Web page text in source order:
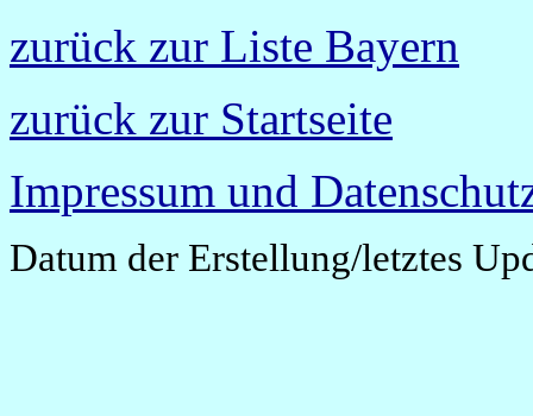
zurück zur Liste Bayern
zurück zur Startseite
Impressum und
Datum der Erstellung/letztes